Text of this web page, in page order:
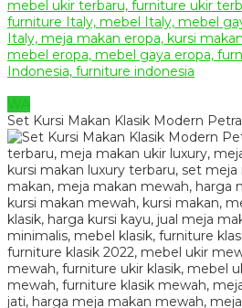
WA
Set Kursi Makan Klasik Modern Petra